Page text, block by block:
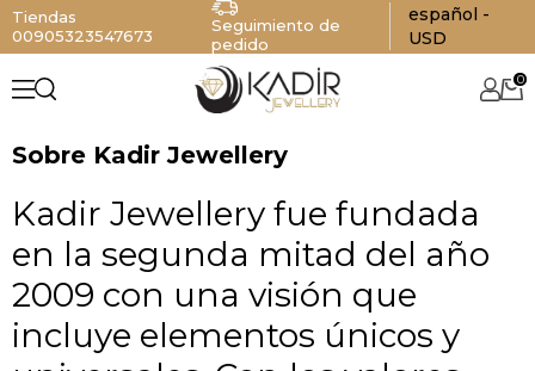
Tiendas
00905323547673
Seguimiento de
pedido
español -
USD
0
Sobre Kadir Jewellery
Kadir Jewellery fue fundada
en la segunda mitad del año
2009 con una visión que
incluye elementos únicos y